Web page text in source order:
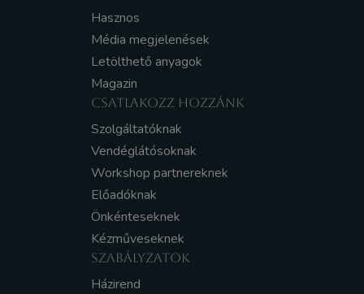
Hasznos
Média megjelenések
Letölthető anyagok
Magazin
CSATLAKOZZ HOZZÁNK
Szolgáltatóknak
Vendéglátósoknak
Workshop partnereknek
Előadóknak
Önkénteseknek
Kézműveseknek
SZABÁLYZATOK
Házirend